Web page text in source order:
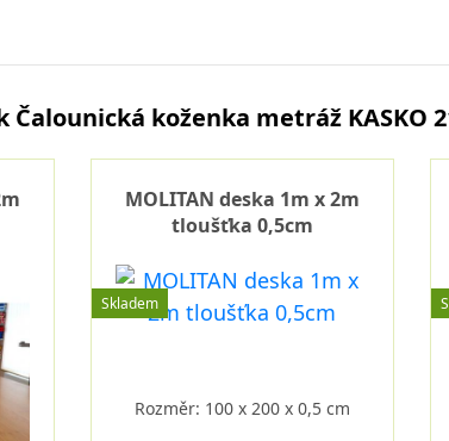
koženka metráž KASKO
MOLITAN deska 1m x 2m
tloušťka 0,5cm
Skladem
Rozměr: 100 x 200 x 0,5 cm